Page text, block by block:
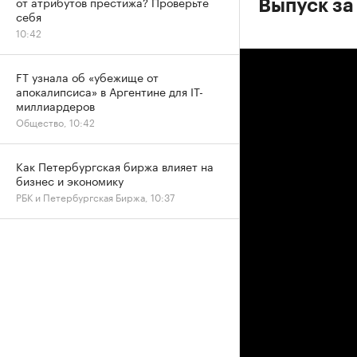
Выпуск
себя
10:42
FT узнала об «убежище от
апокалипсиса» в Аргентине для IT-
миллиардеров
Общество, 10:42
Как Петербургская биржа влияет на
бизнес и экономику
РБК и Петербургская Биржа, 10:37